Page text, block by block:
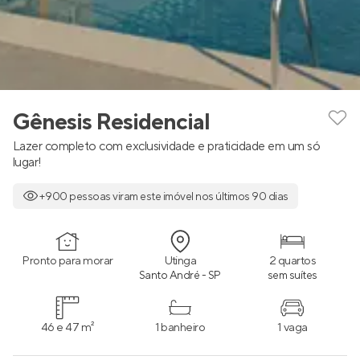
Gênesis Residencial
Lazer completo com exclusividade e praticidade em um só
lugar!
+900 pessoas viram este imóvel nos últimos 90 dias
Pronto para morar Utinga
Santo André - SP
2 quartos
sem suítes
46 e 47 m² 1 banheiro 1 vaga